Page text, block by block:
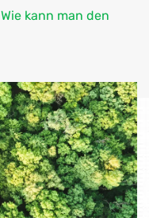
Wie kann man den